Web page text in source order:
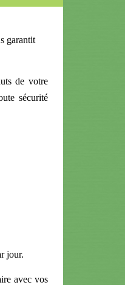
garantit
de votre
sécurité
jour.
avec vos